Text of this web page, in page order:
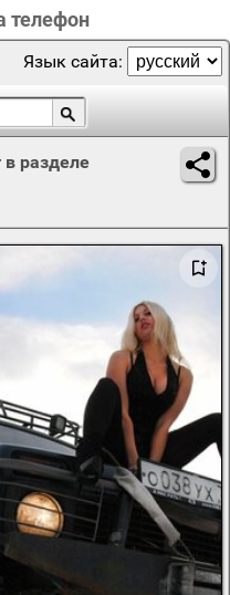
телефон
Язык сайта:
в разделе